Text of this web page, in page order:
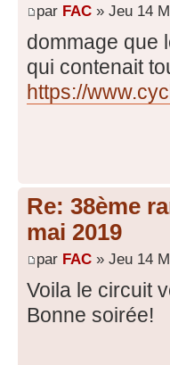
par FAC » Jeu 14
dommage que
qui contenait
https://
Re: 38ème
mai 2019
par FAC » Jeu 14
Voila le circuit
Bonne soirée!